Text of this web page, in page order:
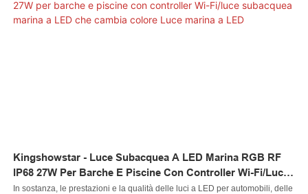
prestazioni del prodotto, anche i suoi campi di applicazione sono stati
ampliati. Finora, è stato dimostrato che può essere utilizzato nel campo
Kingshowstar - Luce Subacquea A LED Marina RGB RF
IP68 27W Per Barche E Piscine Con Controller Wi-Fi/luce
Subacquea Marina A LED Che Cambia Colore Luce Marina
In sostanza, le prestazioni e la qualità delle luci a LED per automobili, delle